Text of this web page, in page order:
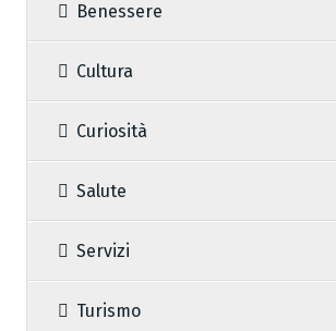
Benessere
Cultura
Curiosità
Salute
Servizi
Turismo